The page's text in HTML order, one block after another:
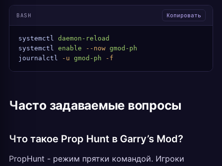
BASH Копировать
systemctl daemon-reload
systemctl enable --now gmod-ph
journalctl -u gmod-ph -f
Часто задаваемые вопросы
Что такое Prop Hunt в Garry’s Mod?
PropHunt - режим прятки командой. Игроки